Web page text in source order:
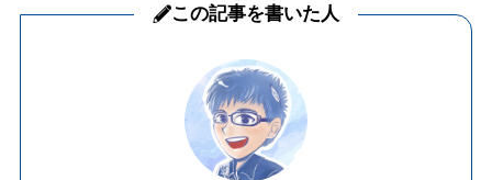
この記事を書いた人